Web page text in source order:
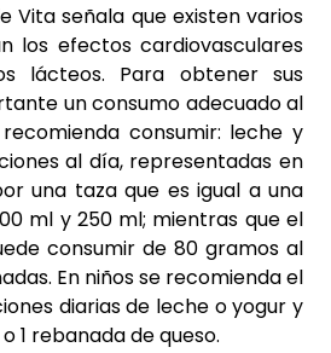
Vita señala que existen varios
los efectos cardiovasculares
lácteos. Para obtener sus
un consumo adecuado al
consumir: leche y
al día, representadas en
una taza que es igual a una
ml y 250 ml; mientras que el
consumir de 80 gramos al
En niños se recomienda el
diarias de leche o yogur y
1 rebanada de queso.